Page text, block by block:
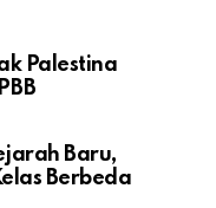
Palestina
Baru,
Berbeda